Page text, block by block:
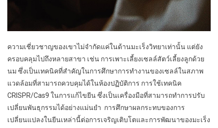
ความเชี่ยวชาญของเขาไม่จำกัดแค่ในด้านมะเร็งวิทยาเท่านั้น แต่ยัง
ครอบคลุมไปถึงหลายสาขา เช่น การเพาะเลี้ยงเซลล์สัตว์เลี้ยงลูกด้วย
นม ซึ่งเป็นเทคนิคที่สำคัญในการศึกษาการทำงานของเซลล์ในสภาพ
แวดล้อมที่สามารถควบคุมได้ในห้องปฏิบัติการ การใช้เทคนิค
CRISPR/Cas9 ในการแก้ไขยีน ซึ่งเป็นเครื่องมือที่สามารถทำการปรับ
เปลี่ยนพันธุกรรมได้อย่างแม่นยำ การศึกษาผลกระทบของการ
เปลี่ยนแปลงในยีนเหล่านี้ต่อการเจริญเติบโตและการพัฒนาของมะเร็ง